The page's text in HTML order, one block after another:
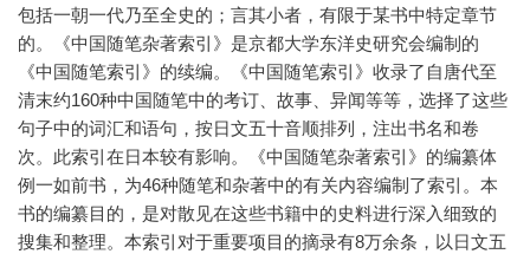
包括一朝一代乃至全史的；言其小者，有限于某书中特定章节
的。《中国随笔杂著索引》是京都大学东洋史研究会编制的
《中国随笔索引》的续编。《中国随笔索引》收录了自唐代至
清末约160种中国随笔中的考订、故事、异闻等等，选择了这些
句子中的词汇和语句，按日文五十音顺排列，注出书名和卷
次。此索引在日本较有影响。《中国随笔杂著索引》的编纂体
例一如前书，为46种随笔和杂著中的有关内容编制了索引。本
书的编纂目的，是对散见在这些书籍中的史料进行深入细致的
搜集和整理。本索引对于重要项目的摘录有8万余条，以日文五